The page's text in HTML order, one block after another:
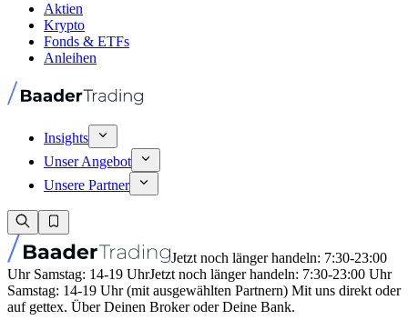
Aktien
Krypto
Fonds & ETFs
Anleihen
Insights
Unser Angebot
Unsere Partner
Jetzt noch länger handeln: 7:30-23:00
Uhr Samstag: 14-19 UhrJetzt noch länger handeln: 7:30-23:00 Uhr
Samstag: 14-19 Uhr (mit ausgewählten Partnern) Mit uns direkt oder
auf gettex. Über Deinen Broker oder Deine Bank.